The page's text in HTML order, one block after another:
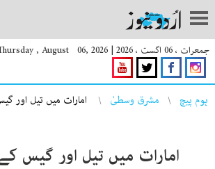
جمعرات ، 06 اگست ، 2026 |
, August 06, 2026
You are here
ہوم پیچ مشرق وسطیٰ امارات میں تیل اور
امارات میں تیل اور گیس